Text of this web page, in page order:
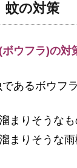
蚊の対策
ウフラ)の対
あるボウフ
まりそうな
まりそうな